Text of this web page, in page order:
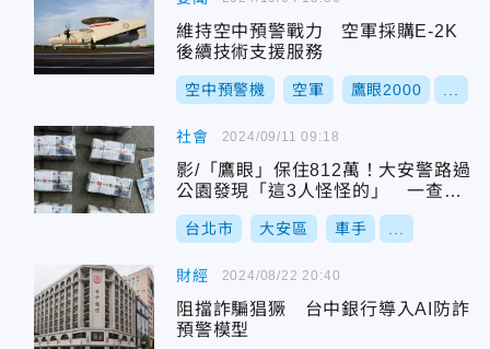
維持空中預警戰力 空軍採購E-2K
後續技術支援服務
空中預警機 空軍 鷹眼2000
社會
影/「鷹眼」保住812萬！大安警路過
公園發現「這3人怪怪的」 一查逮2
車手
台北市 大安區 車手
2024/09/11 09:18
財經
阻擋詐騙猖獗 台中銀行導入AI防詐
預警模型
2024/08/22 20:40